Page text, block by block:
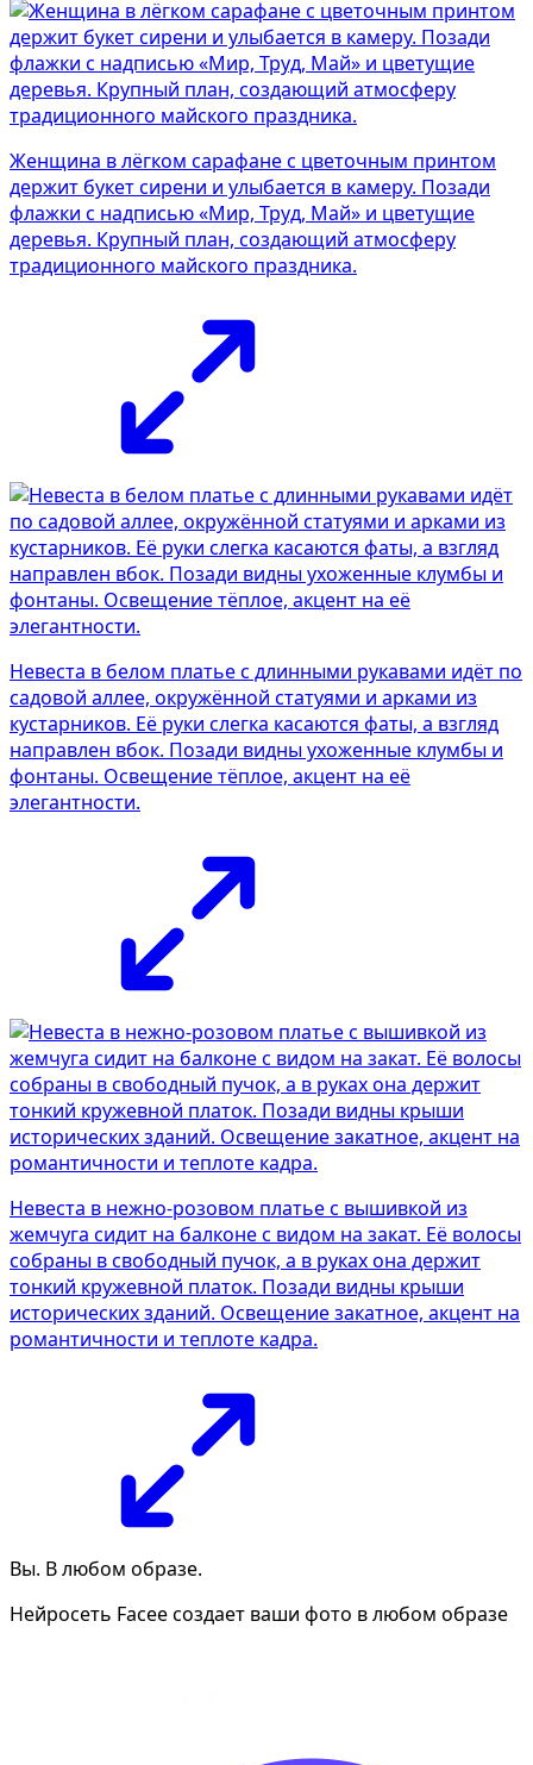
Женщина в лёгком сарафане с цветочным принтом
держит букет сирени и улыбается в камеру. Позади
флажки с надписью «Мир, Труд, Май» и цветущие
деревья. Крупный план, создающий атмосферу
традиционного майского праздника.
Невеста в белом платье с длинными рукавами идёт по
садовой аллее, окружённой статуями и арками из
кустарников. Её руки слегка касаются фаты, а взгляд
направлен вбок. Позади видны ухоженные клумбы и
фонтаны. Освещение тёплое, акцент на её
элегантности.
Невеста в нежно-розовом платье с вышивкой из
жемчуга сидит на балконе с видом на закат. Её волосы
собраны в свободный пучок, а в руках она держит
тонкий кружевной платок. Позади видны крыши
исторических зданий. Освещение закатное, акцент на
романтичности и теплоте кадра.
Вы. В любом образе.
Нейросеть Facee создает ваши фото в любом образе